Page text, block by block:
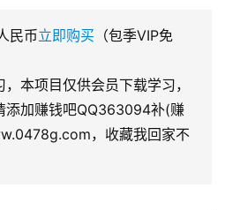
民币立即购买 （包季VIP免
本项目仅供会员下载学习，
添加赚钱吧QQ363094补(赚
，收藏我回家不